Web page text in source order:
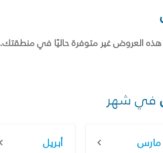
هذه العروض غير متوفرة حاليًا في منطقتك.
في شهر
مارس أبريل